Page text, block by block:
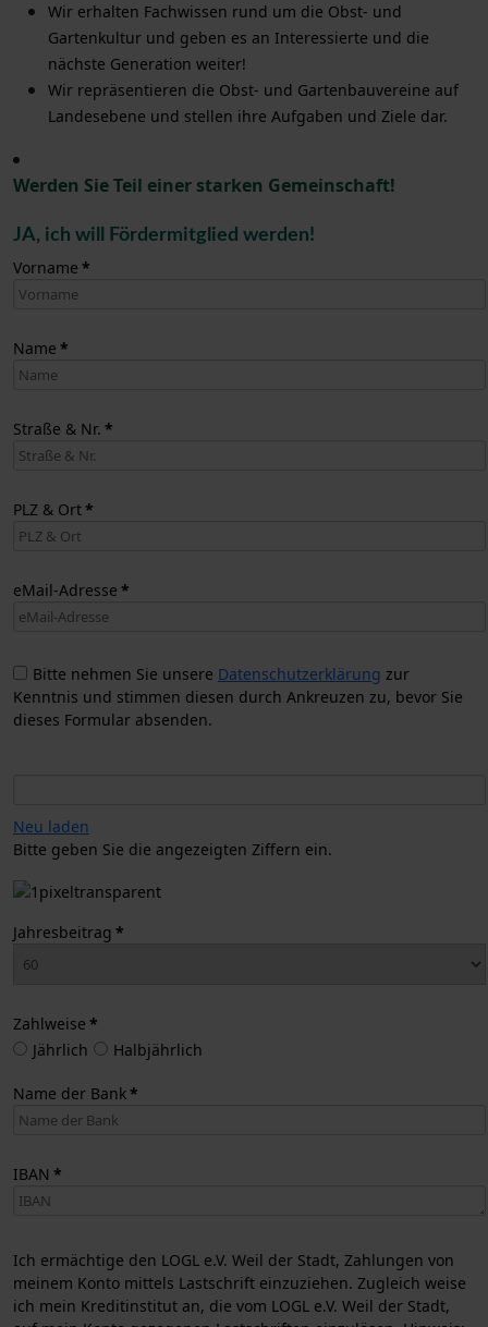
Wir erhalten Fachwissen rund um die Obst- und
Gartenkultur und geben es an Interessierte und die
nächste Generation weiter!
Wir repräsentieren die Obst- und Gartenbauvereine auf
Landesebene und stellen ihre Aufgaben und Ziele dar.
Werden Sie Teil einer starken Gemeinschaft!
JA, ich will Fördermitglied werden!
Vorname *
Name *
Straße & Nr. *
PLZ & Ort*
eMail-Adresse *
Bitte nehmen Sie unsere Datenschutzerklärung zur
Kenntnis und stimmen diesen durch Ankreuzen zu, bevor Sie
dieses Formular absenden.
Neu laden
Bitte geben Sie die angezeigten Ziffern ein.
Jahresbeitrag *
Zahlweise *
Jährlich
Halbjährlich
Name der Bank*
IBAN *
Ich ermächtige den LOGL e.V. Weil der Stadt, Zahlungen von
meinem Konto mittels Lastschrift einzuziehen. Zugleich weise
ich mein Kreditinstitut an, die vom LOGL e.V. Weil der Stadt,